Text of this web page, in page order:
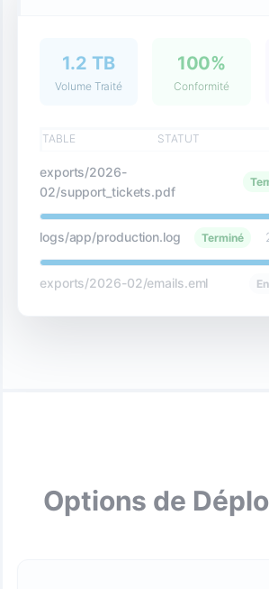
1.2 TB
Volume Traité
100%
Conformité
TABLE STATUT
exports/2026-
02/support_tickets.pdf
logs/app/production.log Terminé
exports/2026-02/emails.eml
Options de